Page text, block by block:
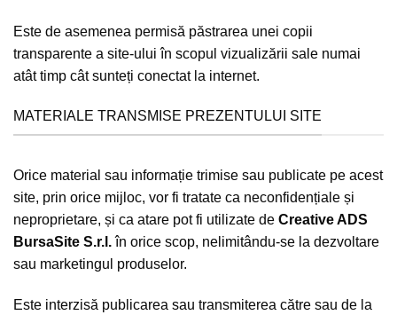
Este de asemenea permisă păstrarea unei copii
transparente a site-ului în scopul vizualizării sale numai
atât timp cât sunteți conectat la internet.
MATERIALE TRANSMISE PREZENTULUI SITE
Orice material sau informație trimise sau publicate pe acest
site, prin orice mijloc, vor fi tratate ca neconfidențiale și
neproprietare, și ca atare pot fi utilizate de Creative ADS
BursaSite S.r.l.în orice scop, nelimitându-se la dezvoltare
sau marketingul produselor.
Este interzisă publicarea sau transmiterea către sau de la